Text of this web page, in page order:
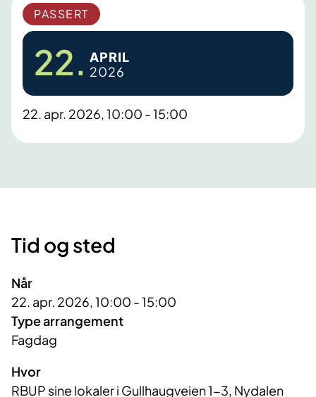
PASSERT
22. APRIL
2026
22. apr. 2026, 10:00 - 15:00
Tid og sted
Når
22. apr. 2026, 10:00 - 15:00
Type arrangement
Fagdag
Hvor
RBUP sine lokaler i Gullhaugveien 1-3, Nydalen